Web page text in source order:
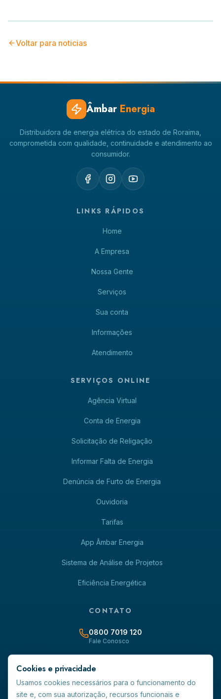
Voltar para noticias
Âmbar Energia
Distribuidora de energia elétrica do estado de Roraima,
comprometida com qualidade, continuidade e atendimento ao
consumidor.
LINKS RÁPIDOS
Home
A Empresa
Nossa Gente
Serviços
Sua conta
Informações
Atendimento
SERVIÇOS ONLINE
Agência Virtual
Conta de Energia
Solicitação de Religação
Informar Falta de Energia
Denúncia de Furto de Energia
Ouvidoria
Tarifas
App Âmbar Energia
Sistema de Análise de Projetos
Eficiência Energética
CONTATO
0800 7019 120
Fale Conosco
contato@ambarenergia-rr.com.br
Avenida Capitão Ene Garcez, 691 - Centro - CEP 69.301-160
Boa Vista/RR
Cookies e privacidade
Usamos cookies necessários para o funcionamento do
site e, com sua autorização, recursos funcionais e